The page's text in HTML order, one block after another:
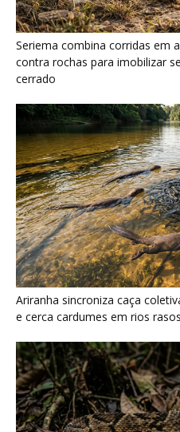
Seriema combina corridas em
contra rochas para imobilizar
cerrado
Ariranha sincroniza caça
e cerca cardumes em rios